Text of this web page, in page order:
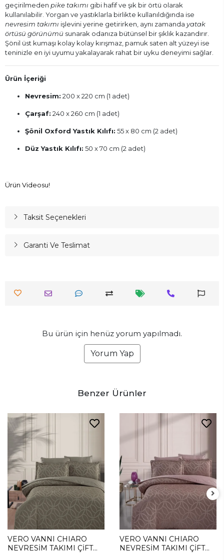
geçirilmeden pike takımı gibi hafif ve şık bir örtü olarak
kullanılabilir. Yorgan ve yastıklarla birlikte kullanıldığında ise
nevresim takımı işlevini yerine getirirken, aynı zamanda yatak
örtüsü görünümü sunarak odanıza bütünsel bir şıklık kazandırır.
Şönil üst kumaşı kolay kolay kırışmaz, pamuk saten alt yüzeyi ise
teninizle en iyi uyumu yakalayarak rahat bir uyku deneyimi sağlar.
Ürün İçeriği
Nevresim: 200 x 220 cm (1 adet)
Çarşaf: 240 x 260 cm (1 adet)
Şönil Oxford Yastık Kılıfı: 55 x 80 cm (2 adet)
Düz Yastık Kılıfı: 50 x 70 cm (2 adet)
Ürün Videosu!
Taksit Seçenekleri
Garanti Ve Teslimat
Bu ürün için henüz yorum yapılmadı.
Yorum Yap
Benzer Ürünler
VERO VANNI CHIARO
NEVRESİM TAKIMI ÇİFT
VERO VANNI CHIARO
NEVRESİM TAKIMI ÇİFT